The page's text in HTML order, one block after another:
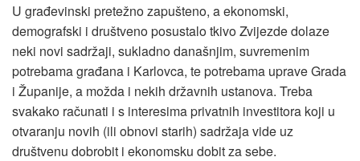
U građevinski pretežno zapušteno, a ekonomski,
demografski i društveno posustalo tkivo Zvijezde dolaze
neki novi sadržaji, sukladno današnjim, suvremenim
potrebama građana i Karlovca, te potrebama uprave Grada
i Županije, a možda i nekih državnih ustanova. Treba
svakako računati i s interesima privatnih investitora koji u
otvaranju novih (ili obnovi starih) sadržaja vide uz
društvenu dobrobit i ekonomsku dobit za sebe.